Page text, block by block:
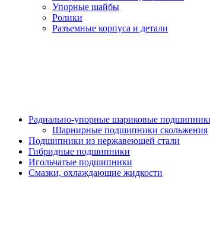
Упорные шайбы
Ролики
Разъемные корпуса и детали
Радиально-упорные шариковые
Шарнирные подшипники скольжения
Подшипники из нержавеющей стали
Гибридные подшипники
Игольчатые подшипники
Смазки, охлаждающие жидкости